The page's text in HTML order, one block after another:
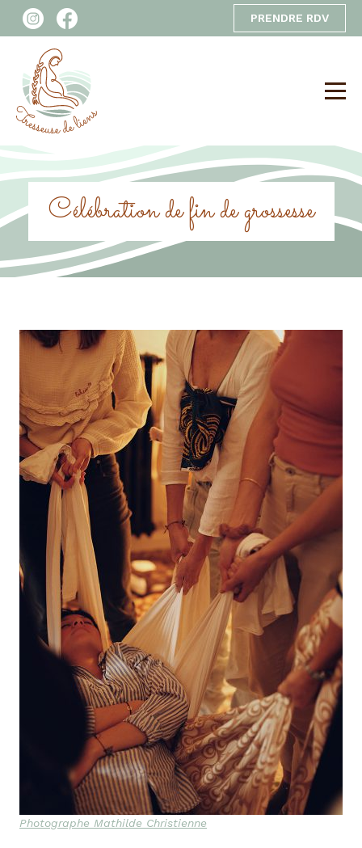
PRENDRE RDV
Célébration de fin de grossesse
Photographe Mathilde Christienne